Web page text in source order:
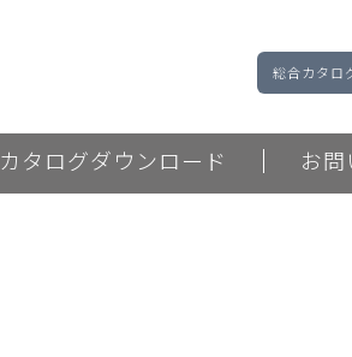
総合カタロ
カタログダウンロード お